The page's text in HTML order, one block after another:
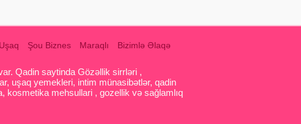
Şou Biznes Maraqlı Bizimlə Əlaqə
Qadin saytinda Gözəllik sirrləri ,
uşaq yemekleri, intim münasibətlər, qadin
kosmetika mehsullari , gozellik və sağlamlıq